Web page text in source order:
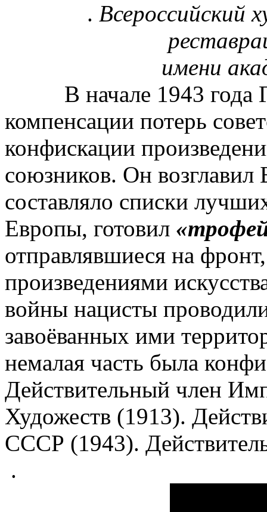
. Всероссийский
имени
В начале 1943 года
компенсации потерь
конфискации
союзников. Он возглавил
составляло списки
Европы, готовил
отправлявшиеся на
произведениями
войны нацисты
завоёванных ими
немалая часть была
Действительный член
Художеств (1913).
СССР (1943).
.